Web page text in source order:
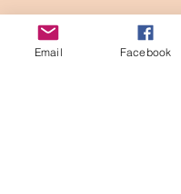
Email Facebook